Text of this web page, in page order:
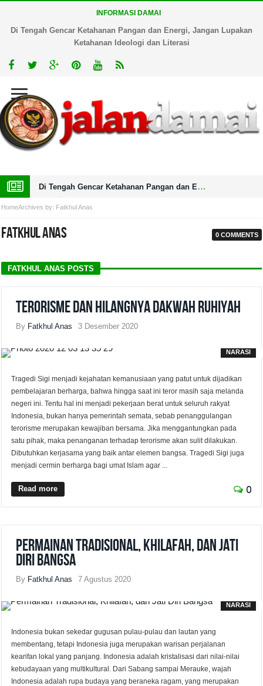
INFORMASI DAMAI
Di Tengah Gencar Ketahanan Pangan dan Energi, Jangan Lupakan
Ketahanan Ideologi dan Literasi
Di Tengah Gencar Ketahanan Pangan dan Energi, Jangan Lupakan Ketahanan Ideologi dan Literasi
HomeArchives by: Fatkhul Anas
Fatkhul Anas 0 COMMENTS
FATKHUL ANAS POSTS
Terorisme dan Hilangnya Dakwah Ruhiyah
By Fatkhul Anas 3 Desember 2020
NARASI
Tragedi Sigi menjadi kejahatan kemanusiaan yang patut untuk dijadikan
pembelajaran berharga, bahwa hingga saat ini teror masih saja melanda
negeri ini. Tentu hal ini menjadi pekerjaan berat untuk seluruh rakyat
Indonesia, bukan hanya pemerintah semata, sebab penanggulangan
terorisme merupakan kewajiban bersama. Jika menggantungkan pada
satu pihak, maka penanganan terhadap terorisme akan sulit dilakukan.
Dibutuhkan kerjasama yang baik antar elemen bangsa. Tragedi Sigi juga
menjadi cermin berharga bagi umat Islam agar ...
Read more 0
Permainan Tradisional, Khilafah, dan Jati
Diri Bangsa
By Fatkhul Anas 7 Agustus 2020
NARASI
Indonesia bukan sekedar gugusan pulau-pulau dan lautan yang
membentang, tetapi Indonesia juga merupakan warisan perjalanan
kearifan lokal yang panjang. Indonesia adalah kristalisasi dari nilai-nilai
kebudayaan yang multikultural. Dari Sabang sampai Merauke, wajah
Indonesia adalah rupa budaya yang beraneka ragam, yang merupakan